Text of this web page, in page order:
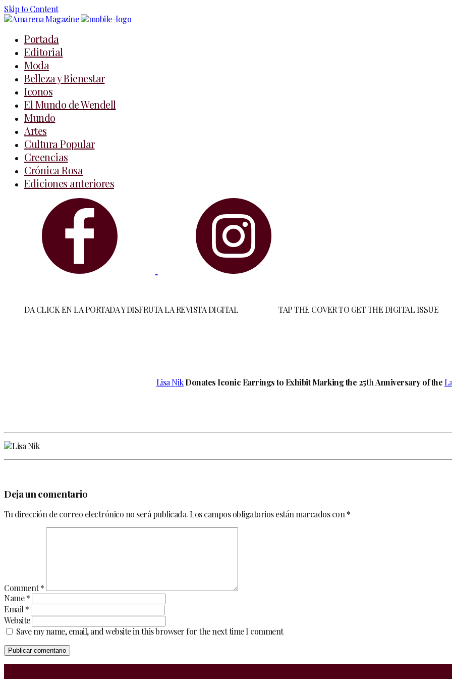
Skip to Content
Portada
Editorial
Moda
Belleza y Bienestar
Iconos
El Mundo de Wendell
Mundo
Artes
Cultura Popular
Creencias
Crónica Rosa
Ediciones anteriores
DA CLICK EN LA PORTADA Y DISFRUTA LA REVISTA DIGITAL TAP THE COVER TO GET THE DIGITAL ISSUE
Lisa NikDonates Iconic Earrings to Exhibit Marking the 25thAnniversary of the
Deja un comentario
Tu dirección de correo electrónico no será publicada.Los campos obligatorios están marcados con*
Comment*
Name*
Email*
Website
Save my name, email, and website in this browser for the next time I comment